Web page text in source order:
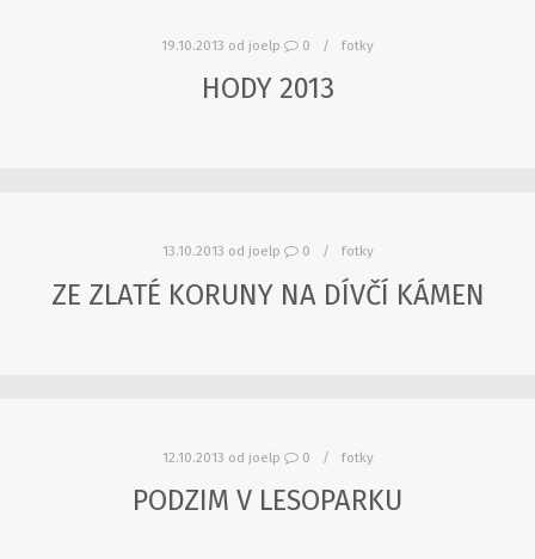
19.10.2013 od joelp 0 fotky
HODY 2013
13.10.2013 od joelp 0 fotky
ZE ZLATÉ KORUNY NA DÍVČÍ KÁMEN
12.10.2013 od joelp 0 fotky
PODZIM V LESOPARKU